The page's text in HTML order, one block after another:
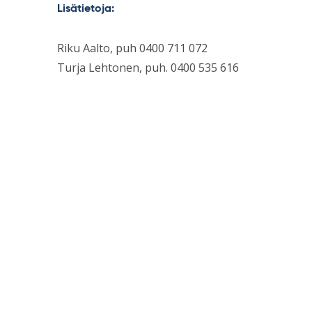
Lisätietoja:
Riku Aalto, puh 0400 711 072
Turja Lehtonen, puh. 0400 535 616